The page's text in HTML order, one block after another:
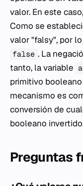
valor. En este
Como se
valor "falsy", por
false . La
tanto, la variable
primitivo
mecanismo es
conversión de
booleano
Preguntas